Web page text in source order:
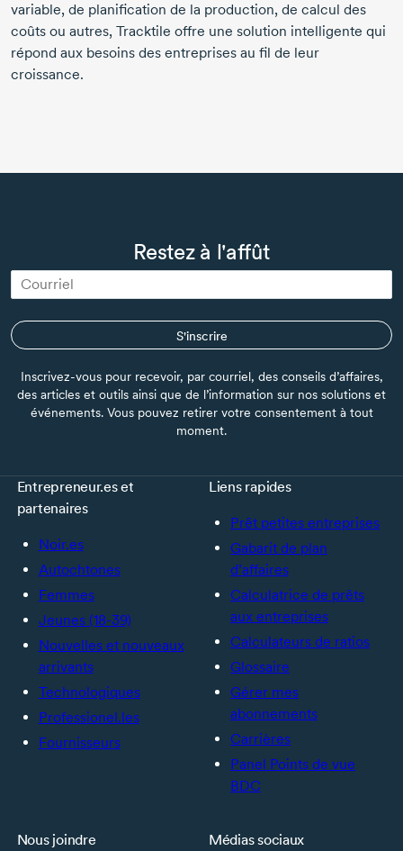
variable, de planification de la production, de calcul des
coûts ou autres, Tracktile offre une solution intelligente qui
répond aux besoins des entreprises au fil de leur
croissance.
Restez à l'affût
S'inscrire
Inscrivez-vous pour recevoir, par courriel, des conseils d’affaires,
des articles et outils ainsi que de l’information sur nos solutions et
événements. Vous pouvez retirer votre consentement à tout
moment.
Entrepreneur.es et
partenaires
Noir.es
Autochtones
Femmes
Jeunes (18-39)
Nouvelles et nouveaux
arrivants
Technologiques
Professionel.les
Fournisseurs
Liens rapides
Prêt petites entreprises
Gabarit de plan
d’affaires
Calculatrice de prêts
aux entreprises
Calculateurs de ratios
Glossaire
Gérer mes
abonnements
Carrières
Panel Points de vue
BDC
Nous joindre Médias sociaux